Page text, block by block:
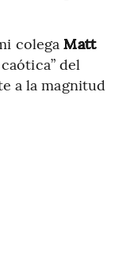
colegaMatt
del
a la magnitud